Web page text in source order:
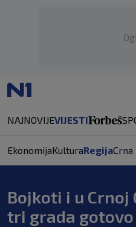
NAJNOVIJEVIJESTI
EkonomijaKulturaRegijaCrna
Bojkoti i u
tri grada